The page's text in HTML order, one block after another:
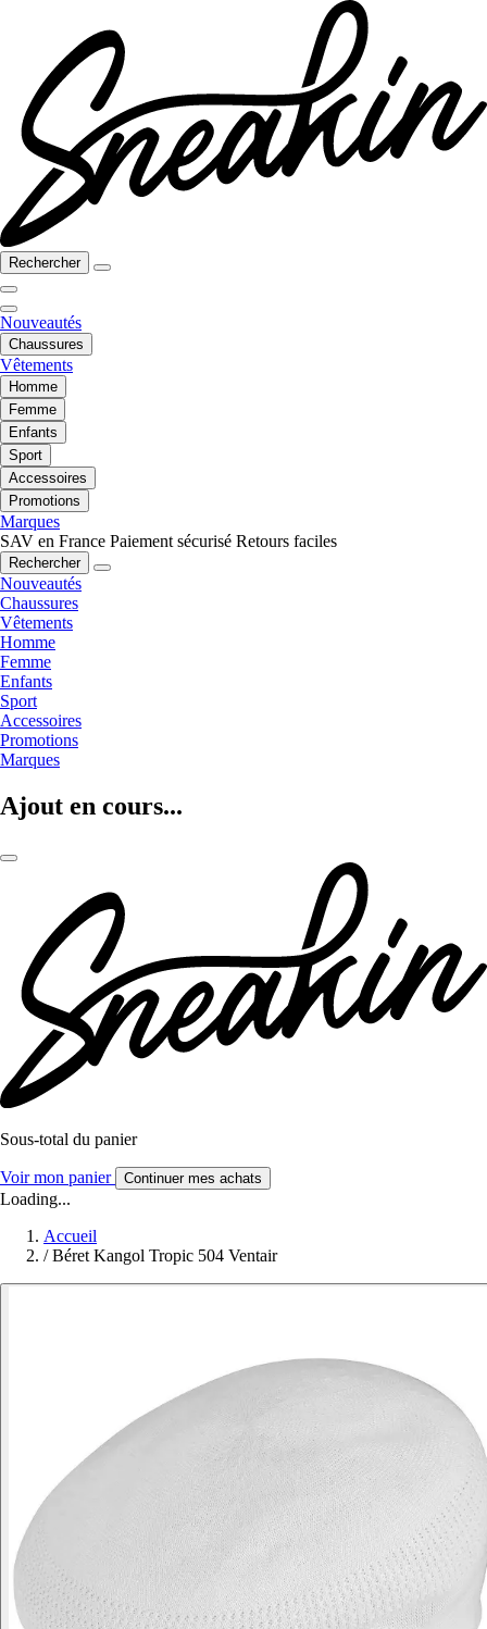
Rechercher
Nouveautés
Chaussures
Vêtements
Homme
Femme
Enfants
Sport
Accessoires
Promotions
Marques
SAV en France Paiement sécurisé Retours faciles
Rechercher
Nouveautés
Chaussures
Vêtements
Homme
Femme
Enfants
Sport
Accessoires
Promotions
Marques
Ajout en cours...
Sous-total du panier
Voir mon panier Continuer mes achats
Loading...
Accueil
/ Béret Kangol Tropic 504 Ventair